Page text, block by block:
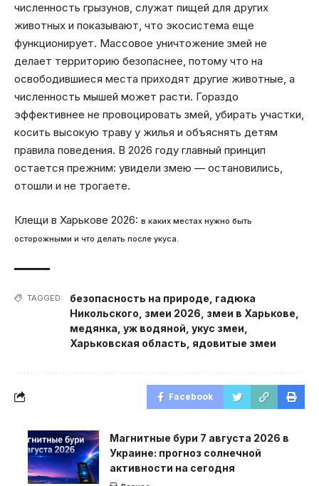
численность грызунов, служат пищей для других
животных и показывают, что экосистема еще
функционирует. Массовое уничтожение змей не
делает территорию безопаснее, потому что на
освободившиеся места приходят другие животные, а
численность мышей может расти. Гораздо
эффективнее не провоцировать змей, убирать участки,
косить высокую траву у жилья и объяснять детям
правила поведения. В 2026 году главный принцип
остается прежним: увидели змею — остановились,
отошли и не трогаете.
Клещи в Харькове 2026: в каких местах нужно быть
осторожными и что делать после укуса.
TAGGED: безопасность на природе гадюка
Никольского змеи 2026 змеи в Харькове
медянка уж водяной укус змеи
Харьковская область ядовитые змеи
Facebook
Магнитные бури 7 августа 2026 в
Украине: прогноз солнечной
активности на сегодня